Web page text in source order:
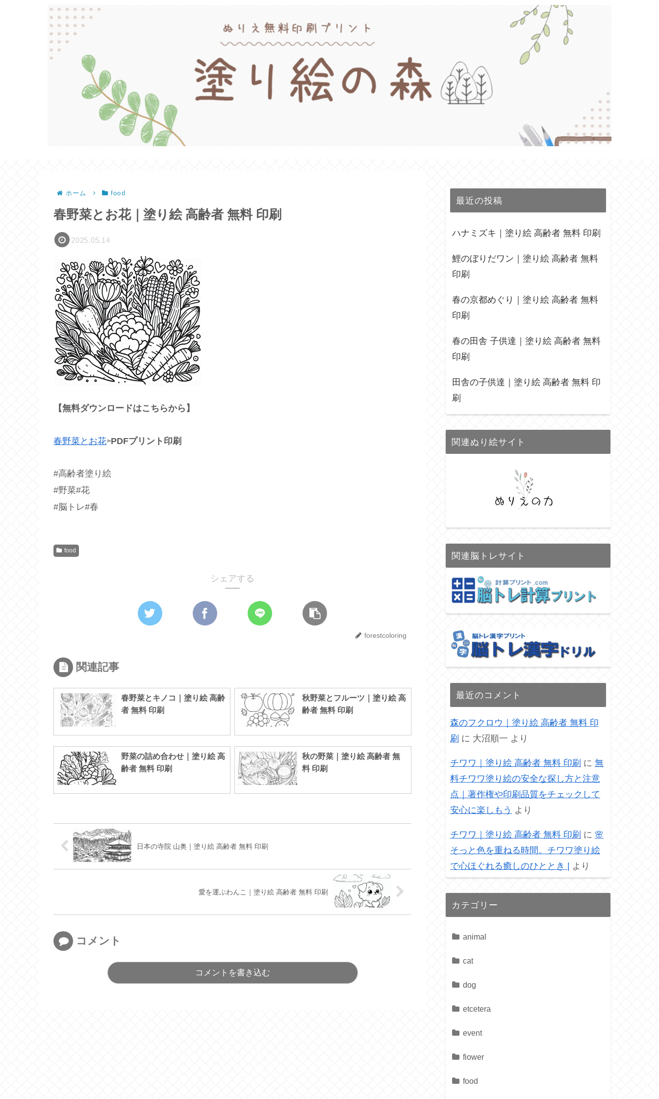
ホーム food
春野菜とお花｜塗り絵 高齢者 無料 印刷
2025.05.14
【無料ダウンロードはこちらから】
春野菜とお花⇦PDFプリント印刷
#高齢者塗り絵
#野菜#花
#脳トレ#春
food
シェアする
forestcoloring
関連記事
春野菜とキノコ｜塗り絵 高齢
者 無料 印刷
秋野菜とフルーツ｜塗り絵 高
齢者 無料 印刷
野菜の詰め合わせ｜塗り絵 高
齢者 無料 印刷
秋の野菜｜塗り絵 高齢者 無
料 印刷
日本の寺院 山奥｜塗り絵 高齢者 無料 印刷
愛を運ぶわんこ｜塗り絵 高齢者 無料 印刷
コメント
コメントを書き込む
最近の投稿
ハナミズキ｜塗り絵 高齢者 無料 印刷
鯉のぼりだワン｜塗り絵 高齢者 無料
印刷
春の京都めぐり｜塗り絵 高齢者 無料
印刷
春の田舎 子供達｜塗り絵 高齢者 無料
印刷
田舎の子供達｜塗り絵 高齢者 無料 印
刷
関連ぬり絵サイト
関連脳トレサイト
最近のコメント
森のフクロウ｜塗り絵 高齢者 無料 印
刷 に 大沼順一 より
チワワ｜塗り絵 高齢者 無料 印刷 に 無
料チワワ塗り絵の安全な探し方と注意
点｜著作権や印刷品質をチェックして
安心に楽しもう より
チワワ｜塗り絵 高齢者 無料 印刷 に 🌸
そっと色を重ねる時間。チワワ塗り絵
で心ほぐれる癒しのひととき | より
カテゴリー
animal
cat
dog
etcetera
event
fiower
food